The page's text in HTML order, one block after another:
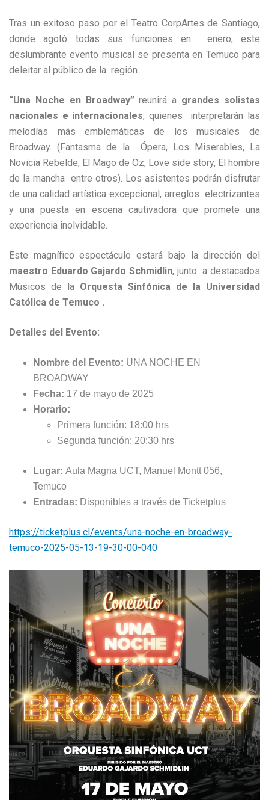
Tras un exitoso paso por el Teatro CorpArtes de Santiago,
donde agotó todas sus funciones en enero, este
deslumbrante evento musical se presenta en Temuco para
deleitar al público de la región.
“Una Noche en Broadway”reunirá a grandes solistas
nacionales e internacionales, quienes interpretarán las
melodías más emblemáticas de los musicales de
Broadway. (Fantasma de la Ópera, Los Miserables, La
Novicia Rebelde, El Mago de Oz, Love side story, El hombre
de la mancha entre otros). Los asistentes podrán disfrutar
de una calidad artística excepcional, arreglos electrizantes
y una puesta en escena cautivadora que promete una
experiencia inolvidable.
Este magnífico espectáculo estará bajo la dirección del
maestro Eduardo Gajardo Schmidlin, junto a destacados
Músicos de la Orquesta Sinfónica de la Universidad
Católica de Temuco .
Detalles del Evento:
Nombre del Evento: UNA NOCHE EN
BROADWAY
Fecha: 17 de mayo de 2025
Horario:
Primera función: 18:00 hrs
Segunda función: 20:30 hrs
Lugar: Aula Magna UCT, Manuel Montt 056,
Temuco
Entradas: Disponibles a través de Ticketplus
https://ticketplus.cl/events/una-noche-en-broadway-
temuco-2025-05-13-19-30-00-040